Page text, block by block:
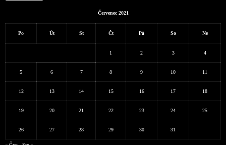
Červenec 2021
Po Út St Čt Pá So Ne
1 2 3 4
5 6 7 8 9 10 11
12 13 14 15 16 17 18
19 20 21 22 23 24 25
26 27 28 29 30 31